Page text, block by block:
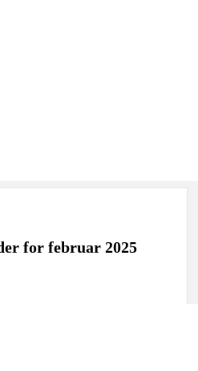
for februar 2025